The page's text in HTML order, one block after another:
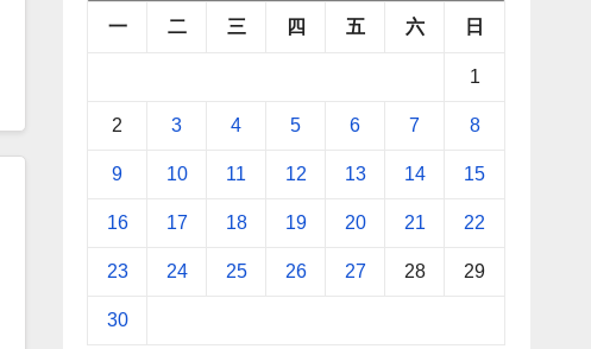
一 二 三 四 五 六 日
1
2 3 4 5 6 7 8
9 10 11 12 13 14 15
16 17 18 19 20 21 22
23 24 25 26 27 28 29
30